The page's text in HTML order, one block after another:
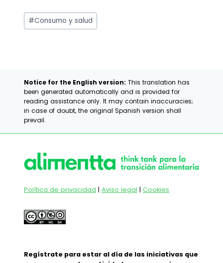
Etiquetas
de
#Consumo y salud
Notice for the English version: This translation has
been generated automatically and is provided for
reading assistance only. It may contain inaccuracies;
in case of doubt, the original Spanish version shall
prevail.
Política de privacidad | Aviso legal | Cookies
Regístrate para estar al día de las iniciativas que